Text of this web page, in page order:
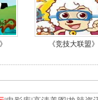
《竞技大联盟》